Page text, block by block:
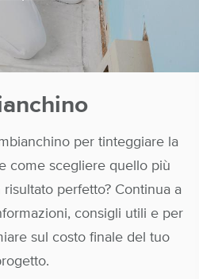
per tinteggiare la
come scegliere quello più
perfetto? Continua a
consigli utili e per
sul costo finale del tuo